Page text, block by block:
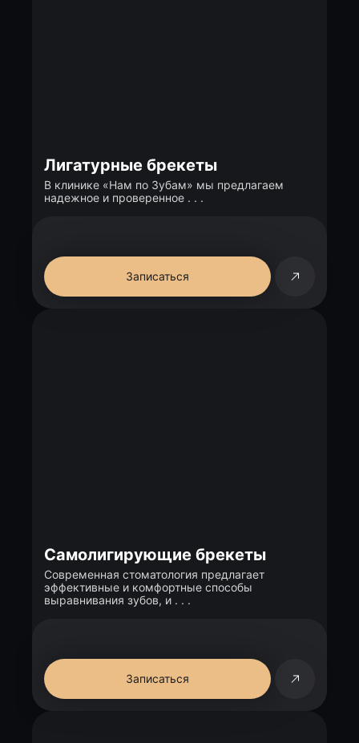
Лигатурные брекеты
В клинике «Нам по Зубам» мы предлагаем
надежное и проверенное . . .
Записаться
Самолигирующие брекеты
Современная стоматология предлагает
эффективные и комфортные способы
выравнивания зубов, и . . .
Записаться